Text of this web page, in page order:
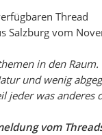
Thread
Salzburg vom
in den Raum.
und wenig
jeder was anderes
vom